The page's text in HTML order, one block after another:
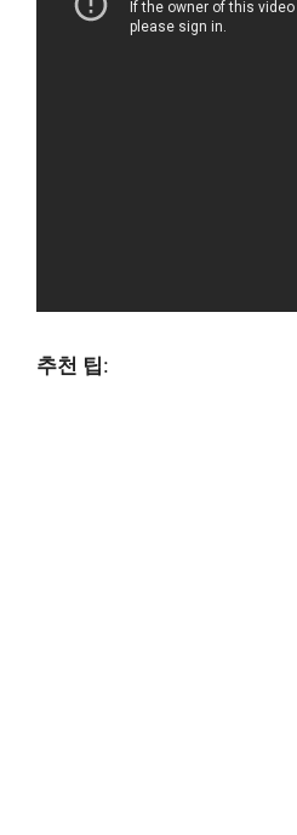
추천 팁: